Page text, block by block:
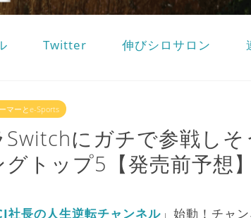
Twitter 伸びシロサロン
マーとe-Sports
Switchにガチで参戦しそ
トップ5【発売前予想】
社長の人生逆転チャンネル」始動！チャ